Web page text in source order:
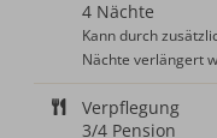
4 Nächte
Kann durch
Nächte verlängert
Verpflegung
3/4 Pension